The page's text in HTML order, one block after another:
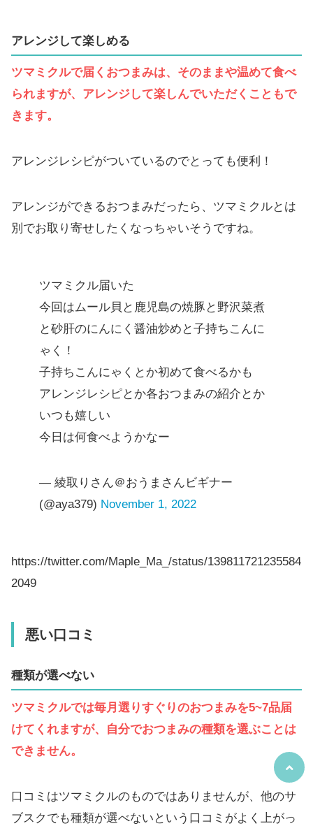
アレンジして楽しめる
ツマミクルで届くおつまみは、そのままや温めて食べ
られますが、アレンジして楽しんでいただくこともで
きます。
アレンジレシピがついているのでとっても便利！
アレンジができるおつまみだったら、ツマミクルとは
別でお取り寄せしたくなっちゃいそうですね。
ツマミクル届いた
今回はムール貝と鹿児島の焼豚と野沢菜煮
と砂肝のにんにく醤油炒めと子持ちこんに
ゃく！
子持ちこんにゃくとか初めて食べるかも
アレンジレシピとか各おつまみの紹介とか
いつも嬉しい
今日は何食べようかなー
— 綾取りさん＠おうまさんビギナー
(@aya379) November 1, 2022
https://twitter.com/Maple_Ma_/status/139811721235584
2049
悪い口コミ
種類が選べない
ツマミクルでは毎月選りすぐりのおつまみを5~7品届
けてくれますが、自分でおつまみの種類を選ぶことは
できません。
口コミはツマミクルのものではありませんが、他のサ
ブスクでも種類が選べないという口コミがよく上がっ